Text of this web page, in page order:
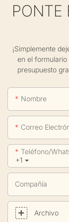
PONTE
¡Simplemente
en el
presupuesto
Nombre
Correo
+1
Teléfono/
Compañía
Archivo